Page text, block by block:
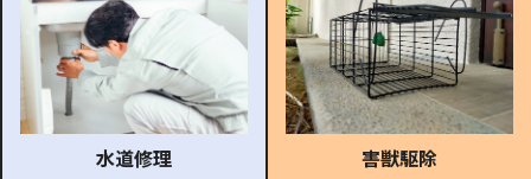
水道修理 害獣駆除